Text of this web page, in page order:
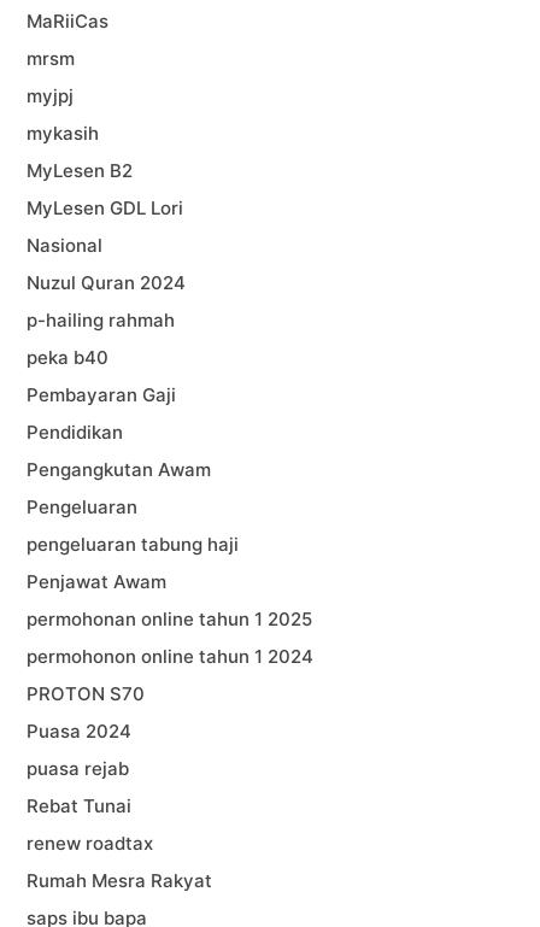
MaRiiCas
mrsm
myjpj
mykasih
MyLesen B2
MyLesen GDL Lori
Nasional
Nuzul Quran 2024
p-hailing rahmah
peka b40
Pembayaran Gaji
Pendidikan
Pengangkutan Awam
Pengeluaran
pengeluaran tabung haji
Penjawat Awam
permohonan online tahun 1 2025
permohonon online tahun 1 2024
PROTON S70
Puasa 2024
puasa rejab
Rebat Tunai
renew roadtax
Rumah Mesra Rakyat
saps ibu bapa